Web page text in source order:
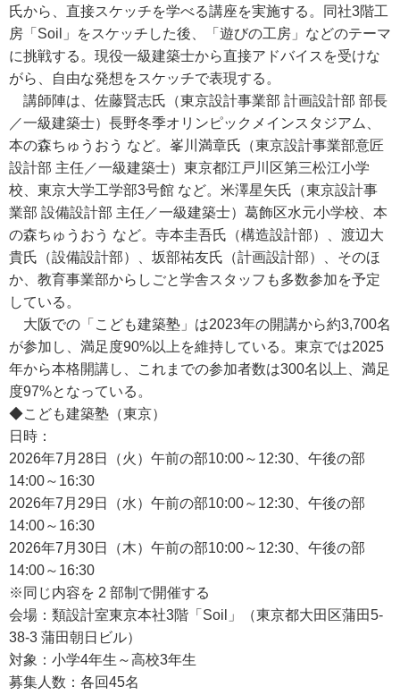
氏から、直接スケッチを学べる講座を実施する。同社3階工
房「Soil」をスケッチした後、「遊びの工房」などのテーマ
に挑戦する。現役一級建築士から直接アドバイスを受けな
がら、自由な発想をスケッチで表現する。
講師陣は、佐藤賢志氏（東京設計事業部 計画設計部 部長
／一級建築士）長野冬季オリンピックメインスタジアム、
本の森ちゅうおう など。峯川満章氏（東京設計事業部意匠
設計部 主任／一級建築士）東京都江戸川区第三松江小学
校、東京大学工学部3号館 など。米澤星矢氏（東京設計事
業部 設備設計部 主任／一級建築士）葛飾区水元小学校、本
の森ちゅうおう など。寺本圭吾氏（構造設計部）、渡辺大
貴氏（設備設計部）、坂部祐友氏（計画設計部）、そのほ
か、教育事業部からしごと学舎スタッフも多数参加を予定
している。
大阪での「こども建築塾」は2023年の開講から約3,700名
が参加し、満足度90%以上を維持している。東京では2025
年から本格開講し、これまでの参加者数は300名以上、満足
度97%となっている。
◆こども建築塾（東京）
日時：
2026年7月28日（火）午前の部10:00～12:30、午後の部
14:00～16:30
2026年7月29日（水）午前の部10:00～12:30、午後の部
14:00～16:30
2026年7月30日（木）午前の部10:00～12:30、午後の部
14:00～16:30
※同じ内容を 2 部制で開催する
会場：類設計室東京本社3階「Soil」（東京都大田区蒲田5-
38-3 蒲田朝日ビル）
対象：小学4年生～高校3年生
募集人数：各回45名